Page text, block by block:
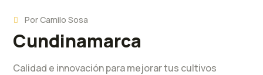
PorCamilo Sosa
Cundinamarca
Calidad e innovación para mejorar tus cultivos